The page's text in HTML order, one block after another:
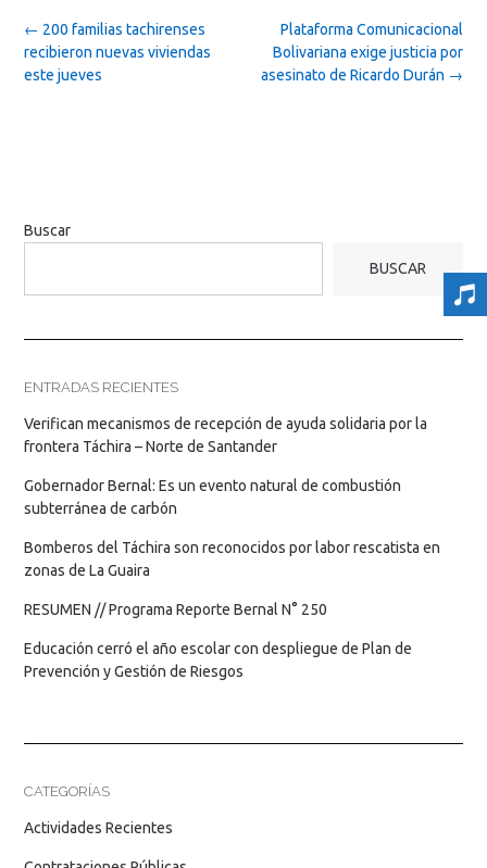
Post
navigation
Plataforma Comunicacional
Bolivariana exige justicia por
asesinato de Ricardo Durán →
← 200 familias tachirenses
recibieron nuevas viviendas
este jueves
Buscar
BUSCAR
ENTRADAS RECIENTES
Verifican mecanismos de recepción de ayuda solidaria por la
frontera Táchira – Norte de Santander
Gobernador Bernal: Es un evento natural de combustión
subterránea de carbón
Bomberos del Táchira son reconocidos por labor rescatista en
zonas de La Guaira
RESUMEN // Programa Reporte Bernal N° 250
Educación cerró el año escolar con despliegue de Plan de
Prevención y Gestión de Riesgos
CATEGORÍAS
Actividades Recientes